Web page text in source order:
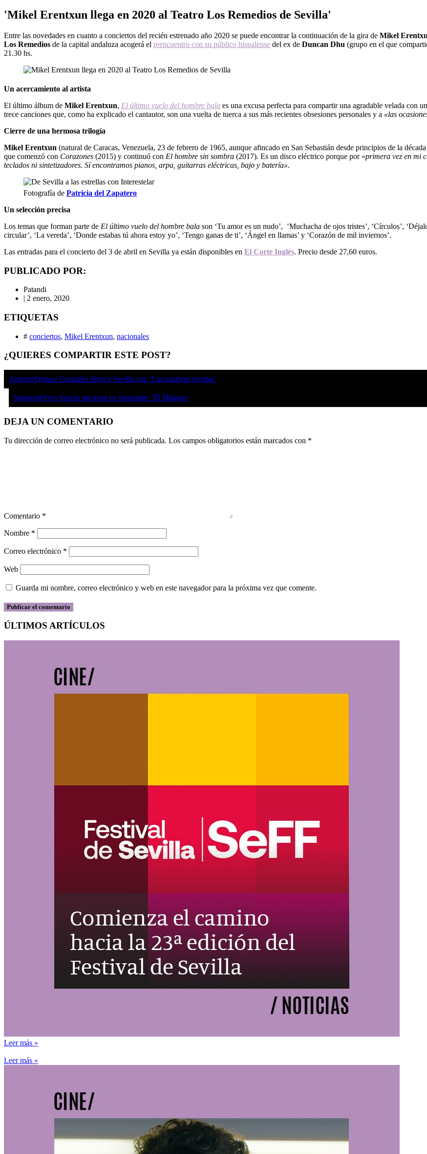
'Mikel Erentxun llega en 2020 al Teatro Los Remedios de Sevilla'
Entre las novedades en cuanto a conciertos del recién estrenado año 2020 se puede encontrar la continuación de la gira de Mikel
Los Remedios de la capital andaluza acogerá el reencuentro con su público hispalense del ex de Duncan Dhu (grupo en el que
21.30 hs.
Un acercamiento al artista
El último álbum de Mikel Erentxun, El último vuelo del hombre bala es una excusa perfecta para compartir una agradable velada con
trece canciones que, como ha explicado el cantautor, son una vuelta de tuerca a sus más recientes obsesiones personales y a «las
Cierre de una hermosa trilogía
Mikel Erentxun (natural de Caracas, Venezuela, 23 de febrero de 1965, aunque afincado en San Sebastián desde principios de la
que comenzó con Corazones (2015) y continuó con El hombre sin sombra (2017). Es un disco eléctrico porque por «primera vez en mi
teclados ni sintetizadores. Sí encontramos pianos, arpa, guitarras eléctricas, bajo y batería».
Fotografía de Patricia del Zapatero
Un selección precisa
Los temas que forman parte de El último vuelo del hombre bala son ‘Tu amor es un nudo’, ‘Muchacha de ojos tristes’, ‘Círculos’,
circular’, ‘La vereda’, ‘Donde estabas tú ahora estoy yo’, ‘Tengo ganas de ti’, ‘Ángel en llamas’ y ‘Corazón de mil inviernos’.
Las entradas para el concierto del 3 de abril en Sevilla ya están disponibles en El Corte Inglés. Precio desde 27,60 euros.
PUBLICADO POR:
Patandi
| 2 enero, 2020
ETIQUETAS
# conciertos, Mikel Erentxun, nacionales
¿QUIERES COMPARTIR ESTE POST?
AnteriorQuique González llega a Sevilla con ‘Las palabras vividas’
SiguienteViva Suecia presenta en Santander ‘El Milagro’
DEJA UN COMENTARIO
Tu dirección de correo electrónico no será publicada. Los campos obligatorios están marcados con *
Comentario *
Nombre *
Correo electrónico *
Web
Guarda mi nombre, correo electrónico y web en este navegador para la próxima vez que comente.
ÚLTIMOS ARTÍCULOS
Leer más »
Leer más »